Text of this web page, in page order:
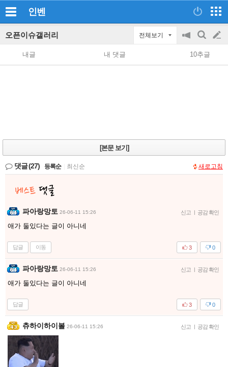
인벤
오픈이슈갤러리 전체보기
공
지
on/off
검
색
글
쓰
내글 내 댓글 10추글
[본문 보기]
댓글(27) 등록순 최신순 새로고침
파아랑망토 26-06-11 15:26 신고 | 공감 확인
애가 둘있다는 글이 아니네
답글 이동 0
3
파아랑망토 26-06-11 15:26 신고 | 공감 확인
애가 둘있다는 글이 아니네
답글 0
3
츄하이하이볼 26-06-11 15:26 신고 | 공감 확인